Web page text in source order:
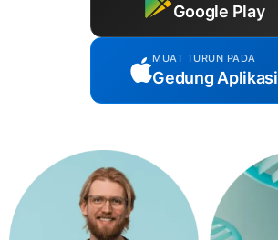
Google Play
MUAT TURUN PADA
Gedung Aplikasi